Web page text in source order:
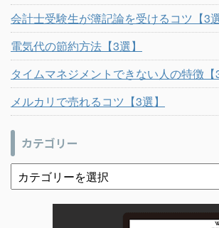
会計士受験生が簿記論を受けるコツ【3選
電気代の節約方法【3選】
タイムマネジメントできない人の特徴【3
メルカリで売れるコツ【3選】
カテゴリー